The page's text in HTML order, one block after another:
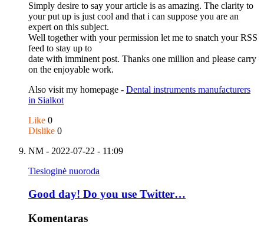
Simply desire to say your article is as amazing. The clarity to
your put up is just cool and that i can suppose you are an
expert on this subject.
Well together with your permission let me to snatch your RSS
feed to stay up to
date with imminent post. Thanks one million and please carry
on the enjoyable work.
Also visit my homepage - Dental instruments manufacturers
in Sialkot
Like 0
Dislike 0
NM - 2022-07-22 - 11:09
Tiesioginė nuoroda
Good day! Do you use Twitter…
Komentaras